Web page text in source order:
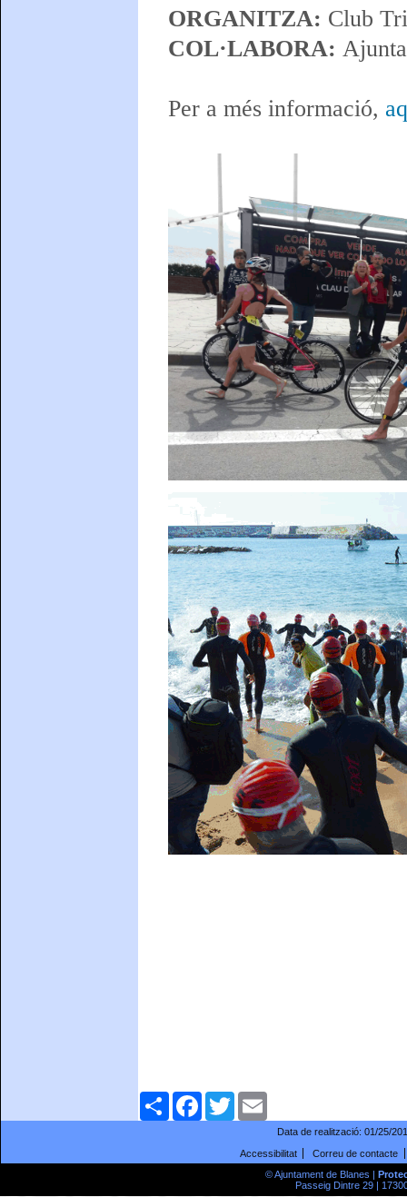
ORGANITZA: Club
COL·LABORA:
Per a més informació,
ComparteixFacebookTwitter
Data de realització: 01/25/
Accessibilitat
Correu de contacte
© Ajuntament de Blanes |
Passeig Dintre 29 |